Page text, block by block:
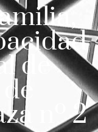
de
nº 2